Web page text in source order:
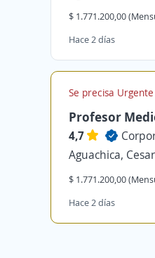
$ 1.771.200,00
Hace 2 días
Se precisa Urgente
Profesor
4,7
Aguachica, Cesar
$ 1.771.200,00
Hace 2 días